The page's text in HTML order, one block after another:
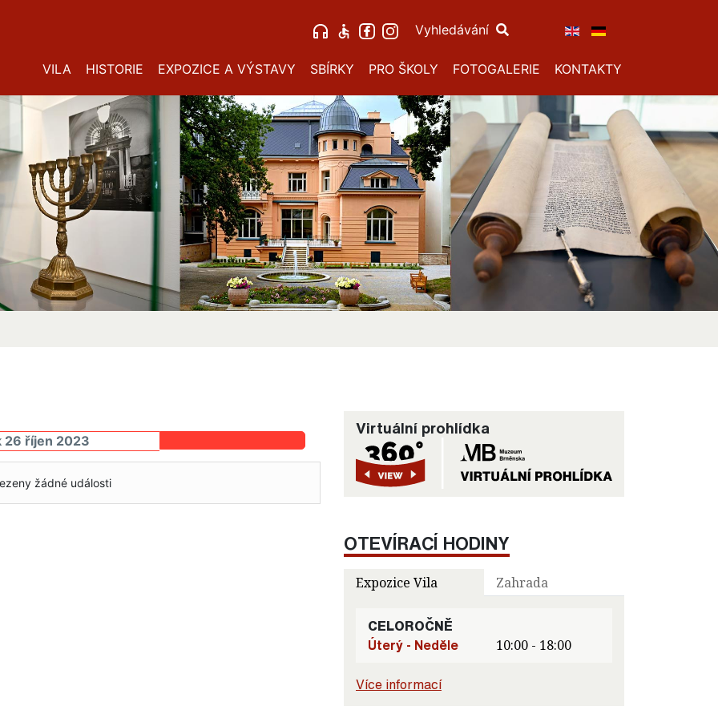
Vyhledávání
VILA HISTORIE EXPOZICE A VÝSTAVY SBÍRKY PRO ŠKOLY FOTOGALERIE KONTAKTY
26 říjen 2023
žádné události
Virtuální prohlídka
OTEVÍRACÍ HODINY
Expozice Vila Zahrada
CELOROČNĚ
Úterý - Neděle
10:00 - 18:00
Více informací